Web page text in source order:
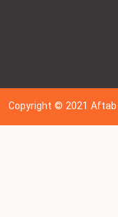
Copyright © 202 1